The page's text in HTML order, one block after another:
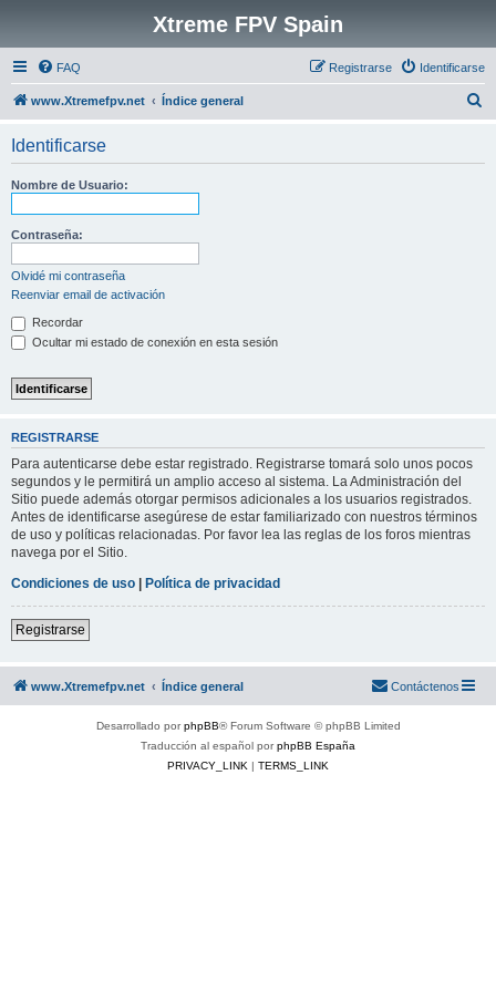
Xtreme FPV Spain
FAQ Identificarse
Registrarse
www.Xtremefpv.net Índice general
Identificarse
Nombre de Usuario:
Contraseña:
Olvidé mi contraseña
Reenviar email de activación
Recordar
Ocultar mi estado de conexión en esta sesión
REGISTRARSE
Para autenticarse debe estar registrado. Registrarse tomará solo unos pocos
segundos y le permitirá un amplio acceso al sistema. La Administración del
Sitio puede además otorgar permisos adicionales a los usuarios registrados.
Antes de identificarse asegúrese de estar familiarizado con nuestros términos
de uso y políticas relacionadas. Por favor lea las reglas de los foros mientras
navega por el Sitio.
Condiciones de uso | Política de privacidad
Registrarse
www.Xtremefpv.net Índice general Contáctenos
Desarrollado porphpBB® Forum Software © phpBB Limited
Traducción al español porphpBB España
PRIVACY_LINK | TERMS_LINK